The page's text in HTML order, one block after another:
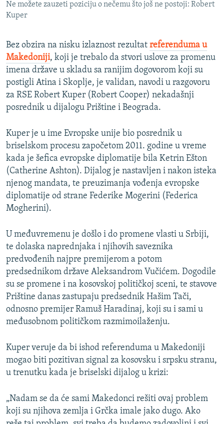
POPLAVE I KLIZIŠTA U BIH 2024.
POST SCRIPTUM
MOJA EVROPA
TRI DECENIJE OD RATA U BIH
SVE KARTE DEJTONA
Ne možete zauzeti poziciju o nečemu što još ne postoji: Robert
Kuper
Bez obzira na nisku izlaznost rezultat referenduma u
Makedoniji, koji je trebalo da stvori uslove za promenu
imena države u skladu sa ranijim dogovorom koji su
postigli Atina i Skoplje, je validan, navodi u razgovoru
za RSE Robert Kuper (Robert Cooper) nekadašnji
posrednik u dijalogu Prištine i Beograda.
Kuper je u ime Evropske unije bio posrednik u
briselskom procesu započetom 2011. godine u vreme
kada je šefica evropske diplomatije bila Ketrin Ešton
(Catherine Ashton). Dijalog je nastavljen i nakon isteka
njenog mandata, te preuzimanja vođenja evropske
diplomatije od strane Federike Mogerini (Federica
Mogherini).
U međuvremenu je došlo i do promene vlasti u Srbiji,
te dolaska naprednjaka i njihovih saveznika
predvođenih najpre premijerom a potom
predsednikom države Aleksandrom Vučićem. Dogodile
su se promene i na kosovskoj političkoj sceni, te stavove
Prištine danas zastupaju predsednik Hašim Tači,
odnosno premijer Ramuš Haradinaj, koji su i sami u
međusobnom političkom razmimoilaženju.
Kuper veruje da bi ishod referenduma u Makedoniji
mogao biti pozitivan signal za kosovsku i srpsku stranu,
u trenutku kada je briselski dijalog u krizi:
„Nadam se da će sami Makedonci rešiti ovaj problem
koji su njihova zemlja i Grčka imale jako dugo. Ako